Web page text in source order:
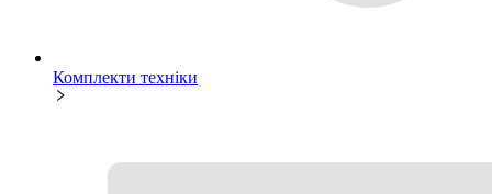
Комплекти техніки